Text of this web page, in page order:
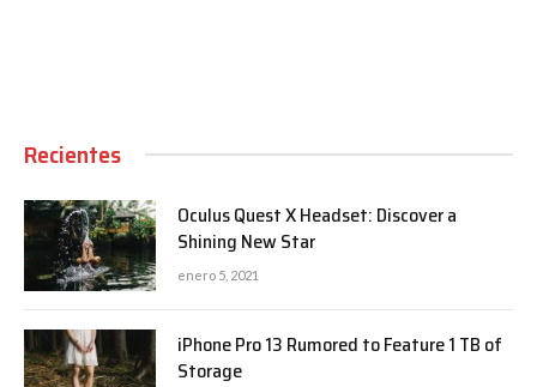
Recientes
Oculus Quest X Headset: Discover a
Shining New Star
enero 5, 2021
iPhone Pro 13 Rumored to Feature 1 TB of
Storage